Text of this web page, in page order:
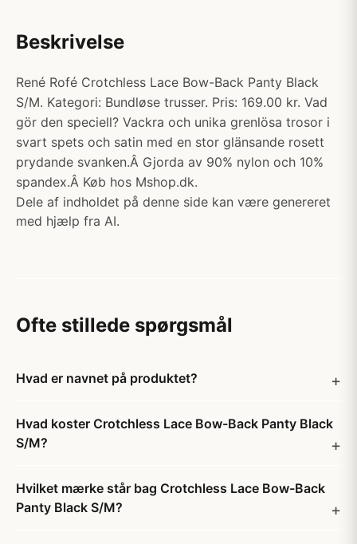
Beskrivelse
René Rofé Crotchless Lace Bow-Back Panty Black
S/M. Kategori: Bundløse trusser. Pris: 169.00 kr. Vad
gör den speciell? Vackra och unika grenlösa trosor i
svart spets och satin med en stor glänsande rosett
prydande svanken.Â Gjorda av 90% nylon och 10%
spandex.Â Køb hos Mshop.dk.
Dele af indholdet på denne side kan være genereret
med hjælp fra AI.
Ofte stillede spørgsmål
Hvad er navnet på produktet?
Hvad koster Crotchless Lace Bow-Back Panty Black
S/M?
Hvilket mærke står bag Crotchless Lace Bow-Back
Panty Black S/M?